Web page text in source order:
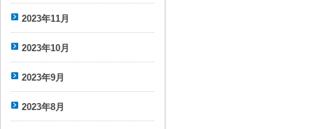
2023年11月
2023年10月
2023年9月
2023年8月